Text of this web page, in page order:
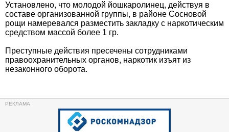
Установлено, что молодой йошкаролинец, действуя в
составе организованной группы, в районе Сосновой
рощи намеревался разместить закладку с наркотическим
средством массой более 1 гр.
Преступные действия пресечены сотрудниками
правоохранительных органов, наркотик изъят из
незаконного оборота.